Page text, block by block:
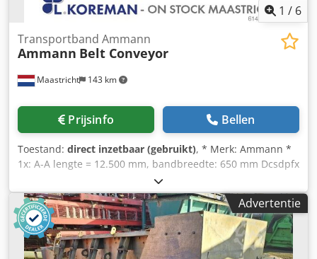
1 / 6
Maastricht 143 km
Transportband Ammann
Ammann Belt Conveyor
Prijsinfo Bellen
Toestand: direct inzetbaar (gebruikt), * Merk: Ammann *
1x: A-A lengte = 12.500 mm, bandbreedte: 650 mm Dcsdpfx
Ahsywnags Rok * Aandrijving: trommelmotor 5,5 kW. * 1x:
A-A lengte = 43.000 mm, bandbreedte: 650 mm *
Aandrijving: tandwielkast 15 kW.
Advertentie